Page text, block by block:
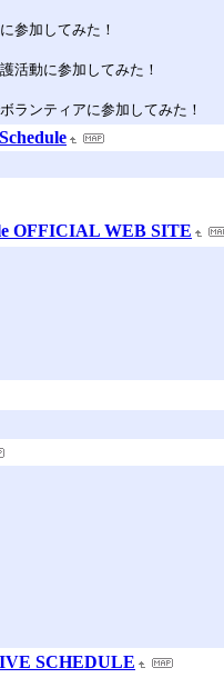
参加してみた！
活動に参加してみた！
ランティアに参加してみた！
OFFICIAL WEB SITE
SCHEDULE